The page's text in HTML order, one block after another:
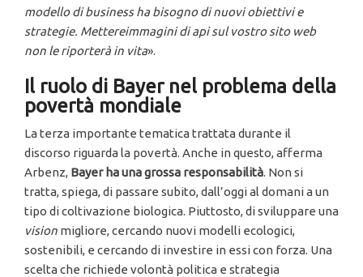
modello di business ha bisogno di nuovi obiettivi e
strategie. Mettereimmagini di api sul vostro sito web
non le riporterà in vita».
Il ruolo di Bayer nel problema della
povertà mondiale
La terza importante tematica trattata durante il
discorso riguarda la povertà. Anche in questo, afferma
Arbenz, Bayer ha una grossa responsabilità. Non si
tratta, spiega, di passare subito, dall’oggi al domani a un
tipo di coltivazione biologica. Piuttosto, di sviluppare una
vision migliore, cercando nuovi modelli ecologici,
sostenibili, e cercando di investire in essi con forza. Una
scelta che richiede volontà politica e strategia